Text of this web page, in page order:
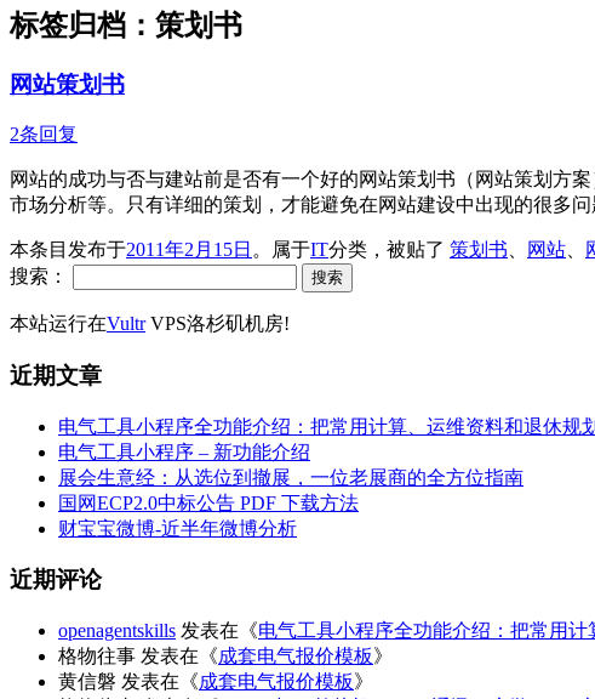
标签归档： 策划书
网站策划书
2条回复
网站的成功与否与建站前是否有一个好的网站策划书（网站策划方
市场分析等。只有详细的策划，才能避免在网站建设中出现的很多
本条目发布于2011年2月15日 。属于IT分类，被贴了 策划书 网站
搜索：
本站运行在VultrVPS洛杉矶机房!
近期文章
电气工具小程序全功能介绍：把常用计算、运维资料和退休规
电气工具小程序 – 新功能介绍
展会生意经：从选位到撤展，一位老展商的全方位指南
国网ECP2.0中标公告 PDF 下载方法
财宝宝微博-近半年微博分析
近期评论
openagentskills 发表在《电气工具小程序全功能介绍：把常用
格物往事 发表在《成套电气报价模板》
黄信磐 发表在《成套电气报价模板》